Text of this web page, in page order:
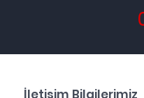
İletişim Bilgilerimiz